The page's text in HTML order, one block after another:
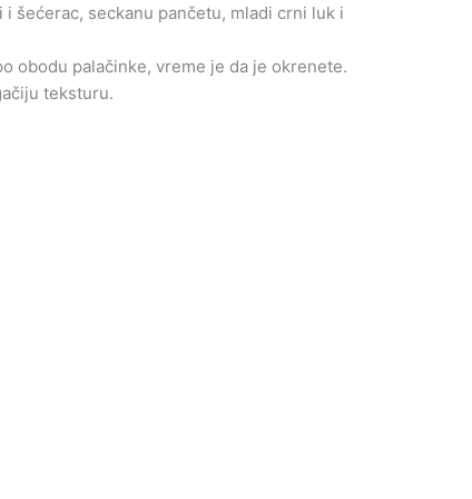
šećerac, seckanu pančetu, mladi crni luk i
obodu palačinke, vreme je da je okrenete.
teksturu.